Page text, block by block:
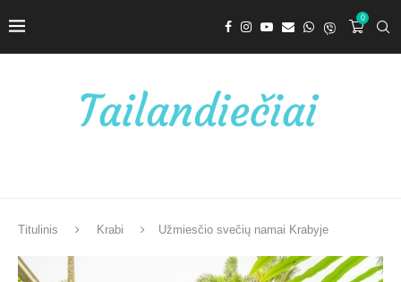
0
Titulinis Krabi Užmiesčio svečių namai Krabyje